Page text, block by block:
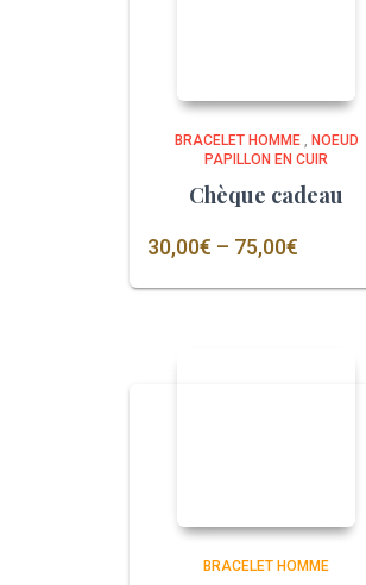
BRACELET HOMME, NOEUD
PAPILLON EN CUIR
Chèque cadeau
30,00€ – 75,00€
BRACELET HOMME